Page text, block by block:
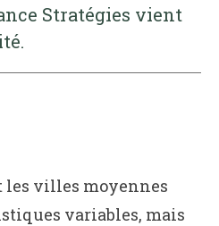
Stratégies vient
les villes moyennes
variables, mais